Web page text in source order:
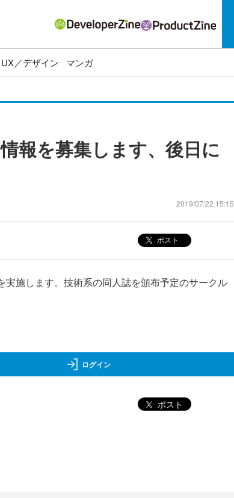
UX／デザイン マンガ
報を募集します、後日に
2019/07/22 15:15
ポスト
施します。技術系の同人誌を頒布予定のサークル
ログイン
ポスト